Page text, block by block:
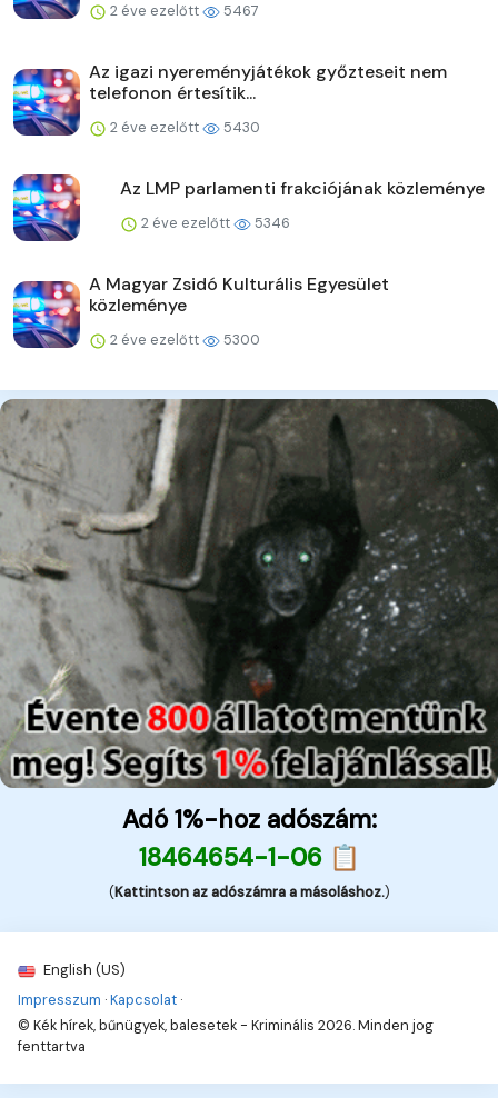
2 éve ezelőtt 5467
Az igazi nyereményjátékok győzteseit nem
telefonon értesítik...
2 éve ezelőtt 5430
Az LMP parlamenti frakciójának közleménye
2 éve ezelőtt 5346
A Magyar Zsidó Kulturális Egyesület
közleménye
2 éve ezelőtt 5300
Adó 1%-hoz adószám:
18464654-1-06 📋
(Kattintson az adószámra a másoláshoz.)
English (US)
Impresszum ·Kapcsolat ·
© Kék hírek, bűnügyek, balesetek - Kriminális 2026. Minden jog
fenttartva